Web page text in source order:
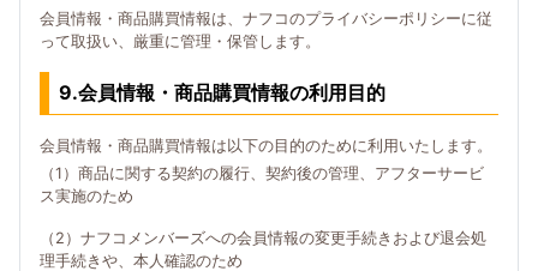
会員情報・商品購買情報は、ナフコのプライバシーポリシーに従
って取扱い、厳重に管理・保管します。
9.会員情報・商品購買情報の利用目的
会員情報・商品購買情報は以下の目的のために利用いたします。
（1）商品に関する契約の履行、契約後の管理、アフターサービ
ス実施のため
（2）ナフコメンバーズへの会員情報の変更手続きおよび退会処
理手続きや、本人確認のため